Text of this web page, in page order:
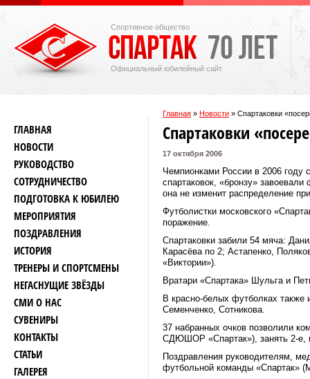
Спортивное общество
Официальный юбилейный сайт
Главная » Новости » Спартаковки
ГЛАВНАЯ
НОВОСТИ
РУКОВОДСТВО
СОТРУДНИЧЕСТВО
ПОДГОТОВКА К ЮБИЛЕЮ
МЕРОПРИЯТИЯ
ПОЗДРАВЛЕНИЯ
ИСТОРИЯ
ТРЕНЕРЫ И СПОРТСМЕНЫ
НЕГАСНУЩИЕ ЗВЁЗДЫ
СМИ О НАС
СУВЕНИРЫ
КОНТАКТЫ
СТАТЬИ
ГАЛЕРЕЯ
Спартаковки
17 октября 2006
Чемпионками России в 2006 году
спартаковок, «бронзу»
она не изменит распределение
Футболистки московского
поражение.
Спартаковки забили 54 мяча:
Карасёва по 2; Астапенко,
«Виктории»).
Вратари «Спартака» Шульга и
В красно-белых футболках также
Семенченко, Сотникова.
37 набранных очков позволили
СДЮШОР «Спартак»), занять 2-е,
Поздравления руководителям,
футбольной команды «Спартак»